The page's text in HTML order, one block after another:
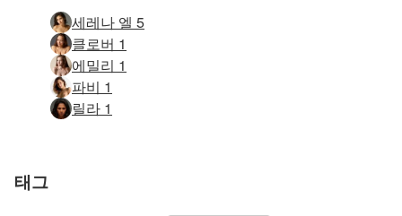
세레나 엘 5
클로버 1
에밀리 1
파비 1
릴라 1
태그